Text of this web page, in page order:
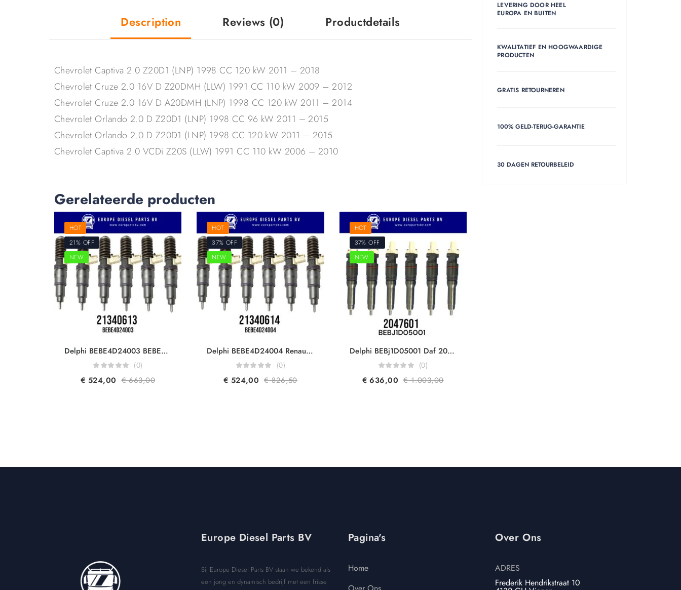
Description Reviews (0) Productdetails
Chevrolet Captiva 2.0 Z20D1 (LNP) 1998 CC 120 kW 2011 – 2018
Chevrolet Cruze 2.0 16V D Z20DMH (LLW) 1991 CC 110 kW 2009 – 2012
Chevrolet Cruze 2.0 16V D A20DMH (LNP) 1998 CC 120 kW 2011 – 2014
Chevrolet Orlando 2.0 D Z20D1 (LNP) 1998 CC 96 kW 2011 – 2015
Chevrolet Orlando 2.0 D Z20D1 (LNP) 1998 CC 120 kW 2011 – 2015
Chevrolet Captiva 2.0 VCDi Z20S (LLW) 1991 CC 110 kW 2006 – 2010
Gerelateerde producten
HOT
21% OFF
NEW
Delphi BEBE4D24003 BEBE4D16003 Volvo Trucks 21340613 7421340613 21371674 85003265 20584347 20972223 For D13A FM360/400/440 EUI Diesel Injector Euro 5
(0)
€ 524,00 €663,00
HOT
37% OFF
NEW
Delphi BEBE4D24004 Renault & Volvo Trucks 21340614 21371675 7421340614 85000872 85003266 For dxÄ°13 fh460/500/520 EUI Diesel Injector Euro 5
(0)
€ 524,00 €826,50
HOT
37% OFF
NEW
Delphi BEBj1D05001 Daf 2047601 For MX11 MY17 450HP Engine F2P Smart Injector Euro 6
(0)
€ 636,00 €1.003,00
LEVERING DOOR HEEL
EUROPA EN BUITEN
KWALITATIEF EN HOOGWAARDIGE
PRODUCTEN
GRATIS RETOURNEREN
100% GELD-TERUG-GARANTIE
30 DAGEN RETOURBELEID
Europe Diesel Parts BV
Bij Europe Diesel Parts BV staan we bekend als
een jong en dynamisch bedrijf met een frisse
Pagina's
Home
Over Ons
ADRES
Frederik Hendrikstraat 10